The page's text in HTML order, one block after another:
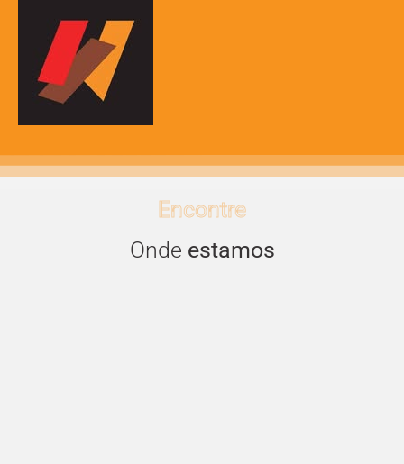
Encontre
Onde estamos